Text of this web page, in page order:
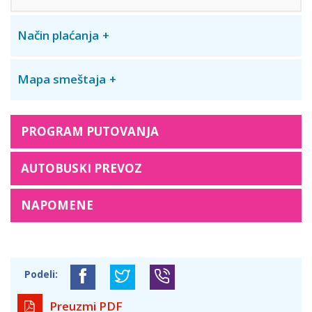
Način plaćanja
Mapa smeštaja
PROGRAM PUTOVANJA
AUTOBUSKI PREVOZ
NAPOMENE
Podeli:
Preuzmi PDF